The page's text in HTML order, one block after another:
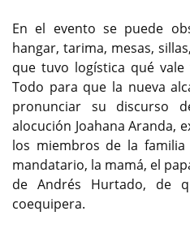
En el evento se puede
hangar, tarima, mesas,
que tuvo logística qué
Todo para que la nueva
pronunciar su discurso
alocución Joahana Aranda,
los miembros de la
mandatario, la mamá, el
de Andrés Hurtado, de
coequipera.